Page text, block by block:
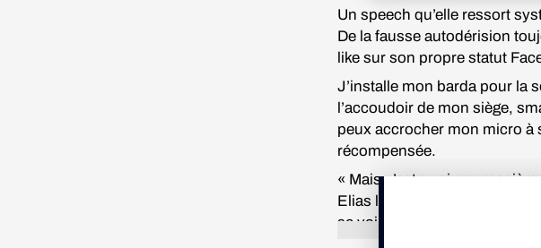
Un speech qu’elle ressort
De la fausse autodérision
like sur son propre statut
J’installe mon barda pour la
l’accoudoir de mon siège,
peux accrocher mon micro à
récompensée.
« Mais c’est quoi ces
Elias le temps de prendre
se voir imposer le tempo.